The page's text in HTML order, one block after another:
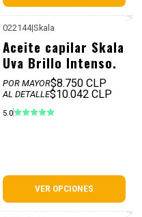
022144|Skala
Aceite capilar Skala
Uva Brillo Intenso.
POR MAYOR$8.750 CLP
AL DETALLE$10.042 CLP
5.0
VER OPCIONES